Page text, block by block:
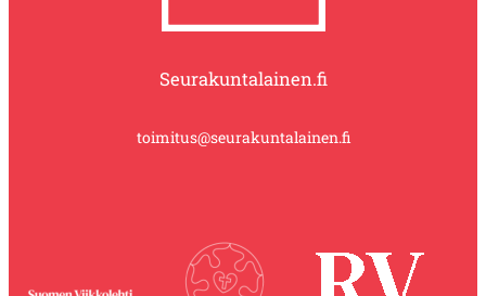
Seurakuntalainen.fi
toimitus@seurakuntalainen.fi